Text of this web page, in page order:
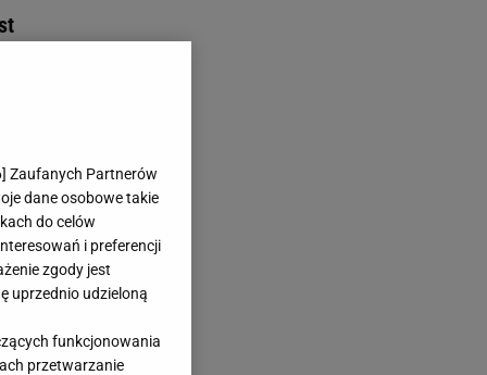
] Zaufanych Partnerów
dane osobowe takie
do celów
i preferencji
zgody jest
uprzednio udzieloną
funkcjonowania
przetwarzanie